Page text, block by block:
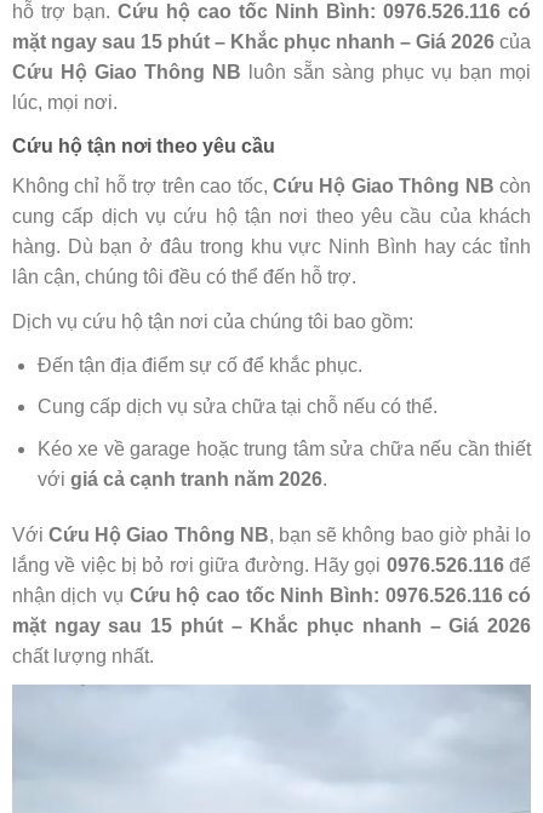
hỗ trợ bạn. Cứu hộ cao tốc Ninh Bình: 0976.526.116 có
mặt ngay sau 15 phút – Khắc phục nhanh – Giá 2026 của
Cứu Hộ Giao Thông NB luôn sẵn sàng phục vụ bạn mọi
lúc, mọi nơi.
Cứu hộ tận nơi theo yêu cầu
Không chỉ hỗ trợ trên cao tốc, Cứu Hộ Giao Thông NB còn
cung cấp dịch vụ cứu hộ tận nơi theo yêu cầu của khách
hàng. Dù bạn ở đâu trong khu vực Ninh Bình hay các tỉnh
lân cận, chúng tôi đều có thể đến hỗ trợ.
Dịch vụ cứu hộ tận nơi của chúng tôi bao gồm:
Đến tận địa điểm sự cố để khắc phục.
Cung cấp dịch vụ sửa chữa tại chỗ nếu có thể.
Kéo xe về garage hoặc trung tâm sửa chữa nếu cần thiết
với giá cả cạnh tranh năm 2026.
Với Cứu Hộ Giao Thông NB, bạn sẽ không bao giờ phải lo
lắng về việc bị bỏ rơi giữa đường. Hãy gọi 0976.526.116để
nhận dịch vụ Cứu hộ cao tốc Ninh Bình: 0976.526.116 có
mặt ngay sau 15 phút – Khắc phục nhanh – Giá 2026
chất lượng nhất.